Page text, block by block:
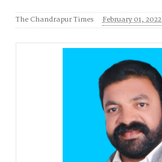
The Chandrapur Times February 01, 2022